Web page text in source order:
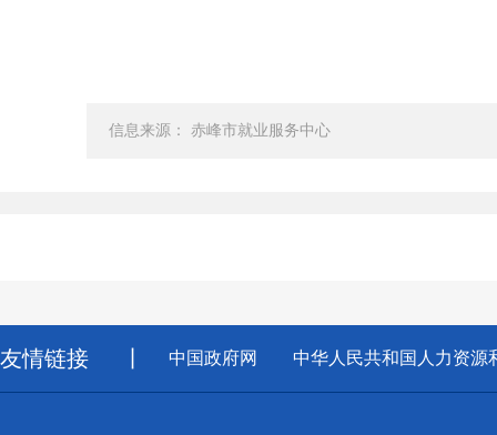
信息来源： 赤峰市就业服务中心
友情链接 中国政府网 中华人民共和国人力资源